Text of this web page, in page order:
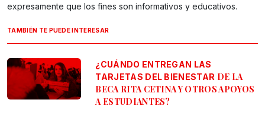
expresamente que los fines son informativos y educativos.
TAMBIÉN TE PUEDE INTERESAR
¿CUÁNDO ENTREGAN LAS
TARJETAS DEL BIENESTAR DE LA
BECA RITA CETINA Y OTROS APOYOS
A ESTUDIANTES?